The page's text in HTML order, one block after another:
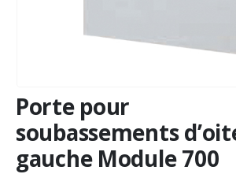
Porte pour
soubassements
gauche Module 700